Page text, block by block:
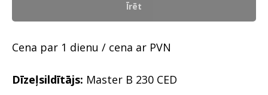
Īrēt
Cena par 1 dienu / cena ar PVN
Dīzeļsildītājs: Master B 230 CED